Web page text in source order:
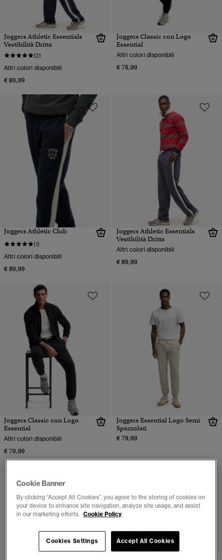
Joggers Athletic Essentials
Vestibilità Dritta
(2)
Altri colori disponibili
€ 89,99
Joggers Classic con Logo
Essential
Altri colori disponibili
€ 79,99
Joggers Athletic Club
(1)
Altri colori disponibili
€ 89,99
Joggers Athletic Essentials
Vestibilità Dritta
Altri colori disponibili
€ 89,99
Joggers Classic con Logo
Essential
Altri colori disponibili
€ 79,99
Joggers Essential Logo Semi
Spazzolati
€ 79,99
Cookie Banner
By clicking “Accept All Cookies”, you agree to the storing of cookies on
your device to enhance site navigation, analyze site usage, and assist
in our marketing efforts. Cookie Policy
Cookies Settings Accept All Cookies